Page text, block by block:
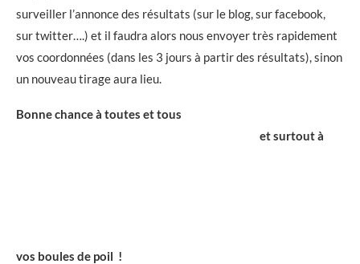
surveiller l’annonce des résultats (sur le blog, sur facebook,
sur twitter….) et il faudra alors nous envoyer très rapidement
vos coordonnées (dans les 3 jours à partir des résultats), sinon
un nouveau tirage aura lieu.
Bonne chance à toutes et tous
et surtout à
vos boules de poil !